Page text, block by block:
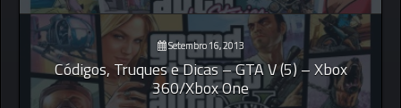
Setembro 16, 2013
Códigos, Truques e Dicas – GTA V (5) – Xbox
360/Xbox One